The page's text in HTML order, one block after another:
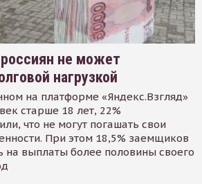
не может
нагрузкой
на платформе «Яндекс.Взгляд»
старше 18 лет, 22%
что не могут погашать свои
При этом 18,5% заемщиков
на выплаты более половины своего